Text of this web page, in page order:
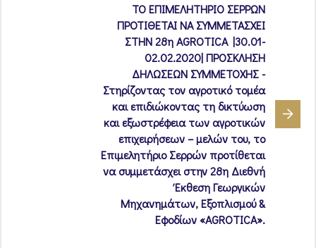
ΤΟ ΕΠΙΜΕΛΗΤΗΡΙΟ ΣΕΡΡΩΝ
ΠΡΟΤΙΘΕΤΑΙ ΝΑ ΣΥΜΜΕΤΑΣΧΕΙ
ΣΤΗΝ 28η AGROTICA |30.01-
02.02.2020| ΠΡΟΣΚΛΗΣΗ
ΔΗΛΩΣΕΩΝ ΣΥΜΜΕΤΟΧΗΣ -
Στηρίζοντας τον αγροτικό τομέα
και επιδιώκοντας τη δικτύωση
και εξωστρέφεια των αγροτικών
επιχειρήσεων – μελών του, το
Επιμελητήριο Σερρών προτίθεται
να συμμετάσχει στην 28η Διεθνή
Έκθεση Γεωργικών
Μηχανημάτων, Εξοπλισμού &
Εφοδίων «AGROTICA».